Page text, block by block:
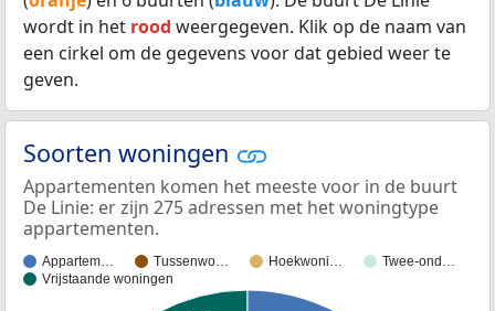
wordt in het rood weergegeven. Klik op de naam van
een cirkel om de gegevens voor dat gebied weer te
geven.
Soorten woningen
Appartementen komen het meeste voor in de buurt
De Linie: er zijn 275 adressen met het woningtype
appartementen.
Appartem… Tussenwo… Hoekwoni…
Twee-ond…
Vrijstaande woningen